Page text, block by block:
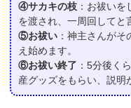
④サカキの枝 ：お祓い
を渡され、一周回してと
⑤お祓い ：神主さんが
え始めます。
⑥お祓い終了 ：5分後く
産グッズをもらい、説明